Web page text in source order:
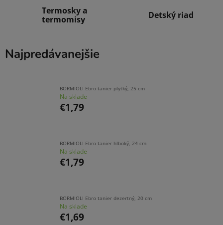
Termosky a
termomisy
Detský riad
Najpredávanejšie
BORMIOLI Ebro tanier plytký, 25 cm
Na sklade
€1,79
BORMIOLI Ebro tanier hlboký, 24 cm
Na sklade
€1,79
BORMIOLI Ebro tanier dezertný, 20 cm
Na sklade
€1,69